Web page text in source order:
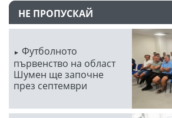
НЕ ПРОПУСКАЙ
Футболното
първенство на област
Шумен ще започне
през септември